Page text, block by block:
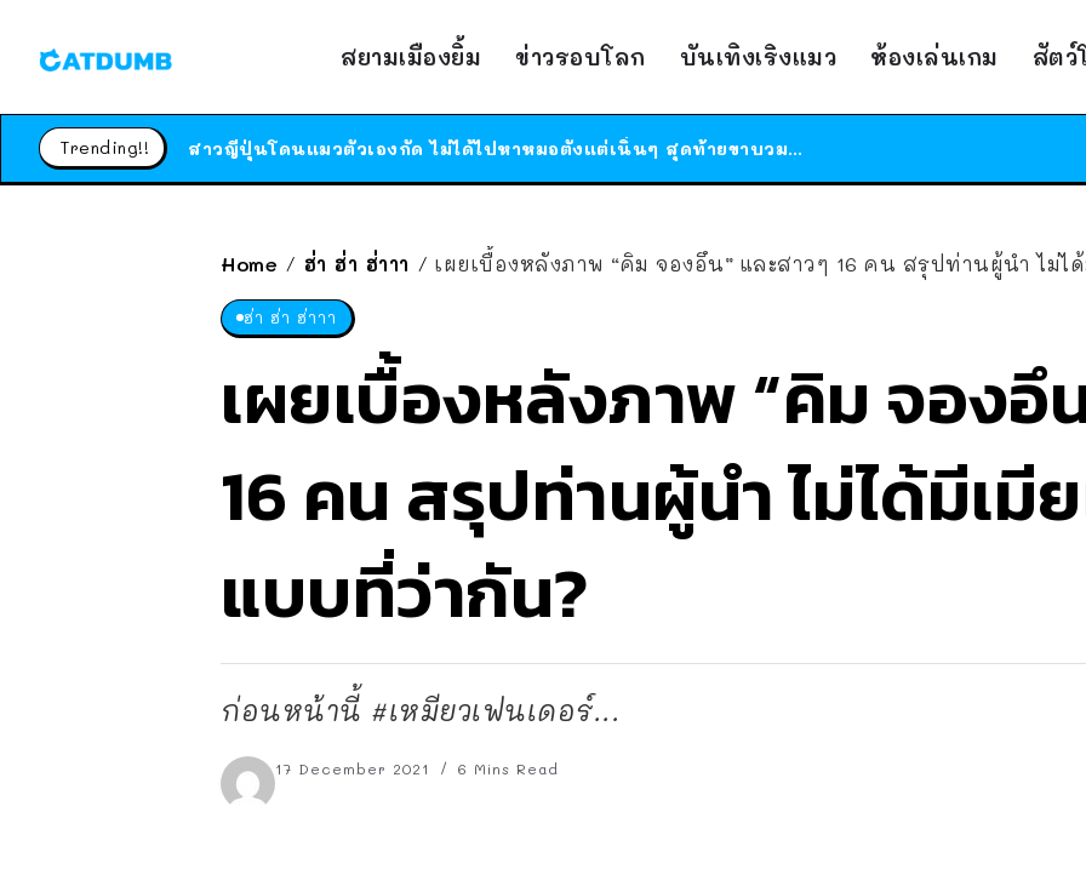
สยามเมืองยิ้ม ข่าวรอบโลก บันเทิงเริงแมว ห้องเล่นเกม สัตว์
Trending!!
ร้านอาหารในนิวยอร์กประกาศปิดตัวลง หลังอยู่มานานกว่า 45 ปี ติดป้ายขอบคุณลูกค้าทุกคน แถมสูตรทำไวท์ซอสให้แบบจัดเต็ม
ได้เวลาเด็กหนวดรวมตัว RF Online Next เปิดให้เล่นแล้ว เกม Sci-Fi MMORPG ระดับตำนาน เล่นได้ทั้งมือถือและ PC
Home / ฮ่า ฮ่า ฮ่าาา / เผยเบื้องหลังภาพ “คิม จองอึน” และสาวๆ 16 คน สรุปท่านผู้นำ ไม่
ฮ่า ฮ่า ฮ่าาา
เผยเบื้องหลังภาพ “คิม จองอึ
16 คน สรุปท่านผู้นำ ไม่ได้มีเมี
แบบที่ว่ากัน?
ก่อนหน้านี้ #เหมียวเฟนเดอร์...
17 December 2021 6 Mins Read